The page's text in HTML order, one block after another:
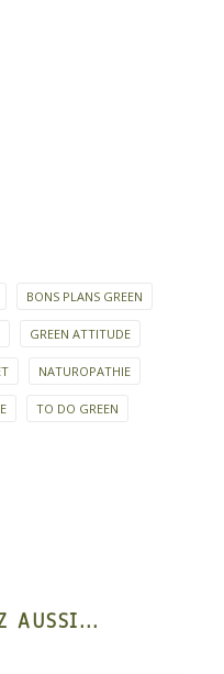
BONS PLANS GREEN
GREEN ATTITUDE
NATUROPATHIE
TO DO GREEN
AUSSI...